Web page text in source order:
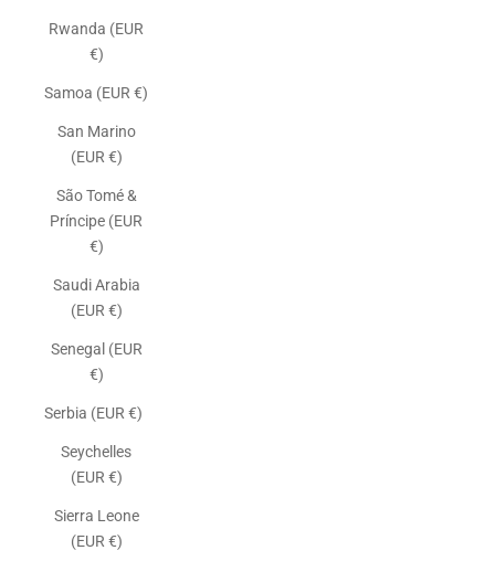
Rwanda (EUR
€)
Samoa (EUR €)
San Marino
(EUR €)
São Tomé &
Príncipe (EUR
€)
Saudi Arabia
(EUR €)
Senegal (EUR
€)
Serbia (EUR €)
Seychelles
(EUR €)
Sierra Leone
(EUR €)